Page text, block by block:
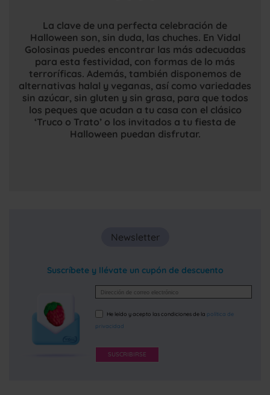
La clave de una perfecta celebración de
Halloween son, sin duda, las chuches. En Vidal
Golosinas puedes encontrar las más adecuadas
para esta festividad, con formas de lo más
terroríficas. Además, también disponemos de
alternativas halal y veganas, así como variedades
sin azúcar, sin gluten y sin grasa, para que todos
los peques que acudan a tu casa con el clásico
‘Truco o Trato’ o los invitados a tu fiesta de
Halloween puedan disfrutar.
Newsletter
Suscríbete y llévate un cupón de descuento
He leído y acepto las condiciones de la política de
privacidad
SUSCRIBIRSE